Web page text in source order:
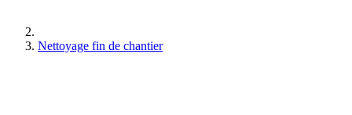
Nettoyage fin de chantier